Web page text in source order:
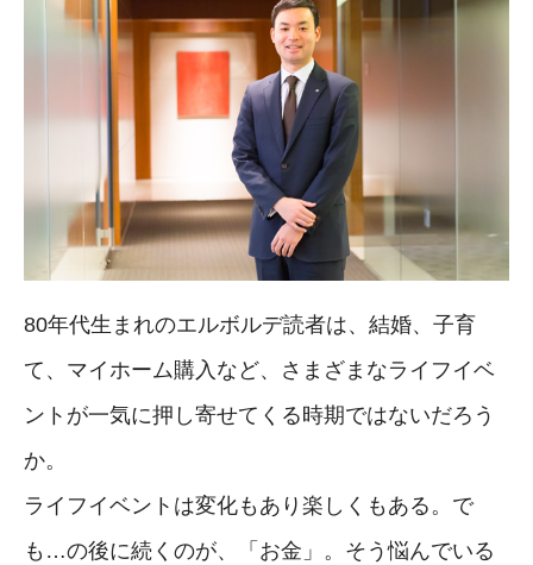
80年代生まれのエルボルデ読者は、結婚、子育
て、マイホーム購入など、さまざまなライフイベ
ントが一気に押し寄せてくる時期ではないだろう
か。
ライフイベントは変化もあり楽しくもある。で
も…の後に続くのが、「お金」。そう悩んでいる